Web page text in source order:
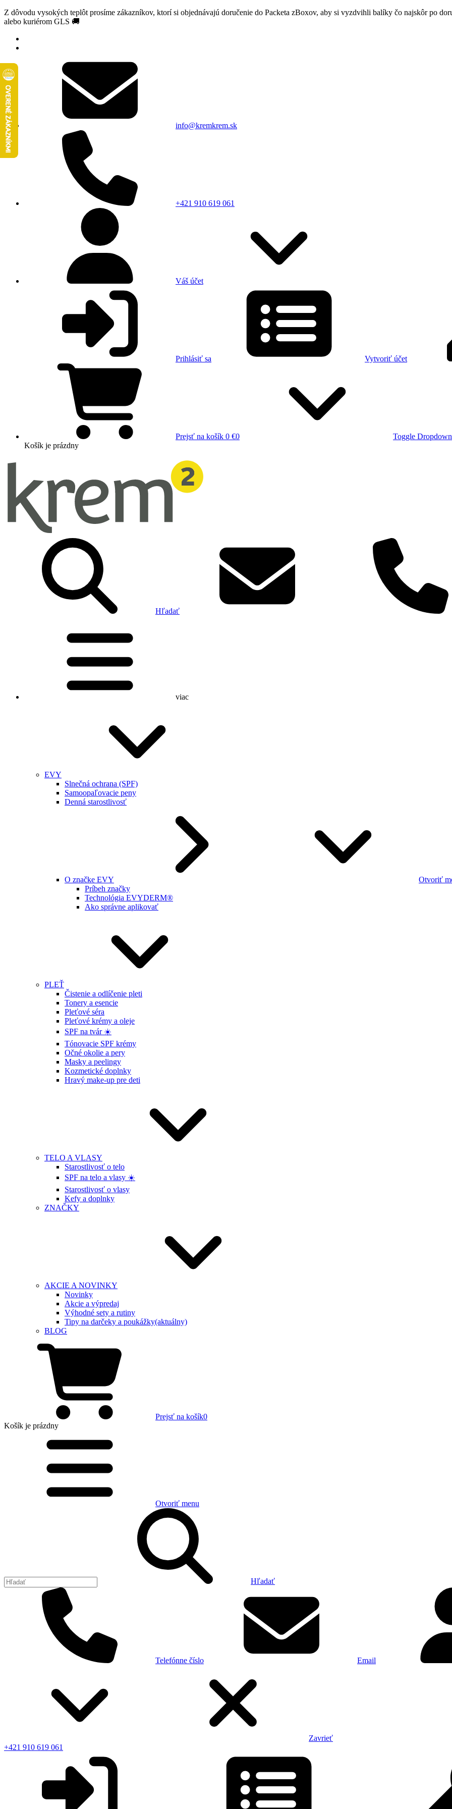
Z dôvodu vysokých teplôt prosíme zákazníkov, ktorí si objednávajú doručenie do Packeta zBoxov, aby si vyzdvihli balíky čo najskôr po
alebo kuriérom GLS 🚚
info@kremkrem.sk
+421 910 619 061
Váš účet
Prihlásiť sa Vytvoriť účet
Prejsť na košík 0 €0
Toggle Dropdown
Košík je prázdny
Hľadať
viac
EVY
Slnečná ochrana (SPF)
Samoopaľovacie peny
Denná starostlivosť
O značke EVY
Otvoriť
Príbeh značky
Technológia EVYDERM®
Ako správne aplikovať
PLEŤ
Čistenie a odlíčenie pleti
Tonery a esencie
Pleťové séra
Pleťové krémy a oleje
SPF na tvár ☀️
Tónovacie SPF krémy
Očné okolie a pery
Masky a peelingy
Kozmetické doplnky
Hravý make-up pre deti
TELO A VLASY
Starostlivosť o telo
SPF na telo a vlasy ☀️
Starostlivosť o vlasy
Kefy a doplnky
ZNAČKY
AKCIE A NOVINKY
Novinky
Akcie a výpredaj
Výhodné sety a rutiny
Tipy na darčeky a poukážky(aktuálny)
BLOG
Prejsť na košík0
Košík je prázdny
Otvoriť menu
Hľadať
Telefónne číslo Email
Zavrieť
+421 910 619 061